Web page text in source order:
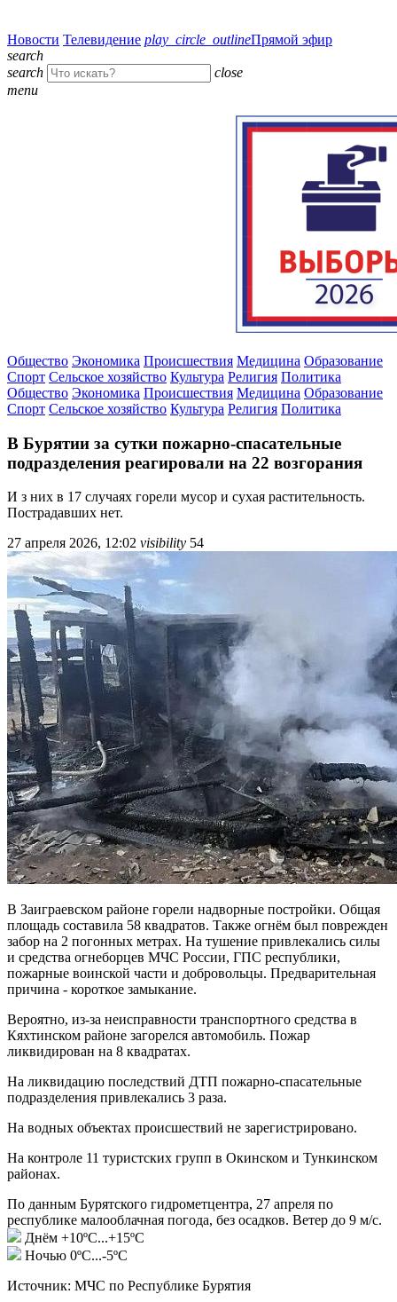
Новости Телевидение play_circle_outlineПрямой эфир
search
search
close
menu
Общество Экономика Происшествия Медицина Образование
Спорт Сельское хозяйство Культура Религия Политика
Общество Экономика Происшествия Медицина Образование
Спорт Сельское хозяйство Культура Религия Политика
В Бурятии за сутки пожарно-спасательные
подразделения реагировали на 22 возгорания
И з них в 17 случаях горели мусор и сухая растительность.
Пострадавших нет.
27 апреля 2026, 12:02 visibility 54
В Заиграевском районе горели надворные постройки. Общая
площадь составила 58 квадратов. Также огнём был поврежден
забор на 2 погонных метрах. На тушение привлекались силы
и средства огнеборцев МЧС России, ГПС республики,
пожарные воинской части и добровольцы. Предварительная
причина - короткое замыкание.
Вероятно, из-за неисправности транспортного средства в
Кяхтинском районе загорелся автомобиль. Пожар
ликвидирован на 8 квадратах.
На ликвидацию последствий ДТП пожарно-спасательные
подразделения привлекались 3 раза.
На водных объектах происшествий не зарегистрировано.
На контроле 11 туристских групп в Окинском и Тункинском
районах.
По данным Бурятского гидрометцентра, 27 апреля по
республике малооблачная погода, без осадков. Ветер до 9 м/с.
Днём +10ºС...+15ºС
Ночью 0ºС...-5ºС
Источник: МЧС по Республике Бурятия